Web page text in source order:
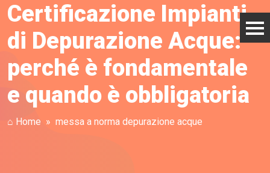
Certificazione Impianti
di Depurazione Acque:
perché è fondamentale
e quando è obbligatoria
⌂ Home messa a norma depurazione acque